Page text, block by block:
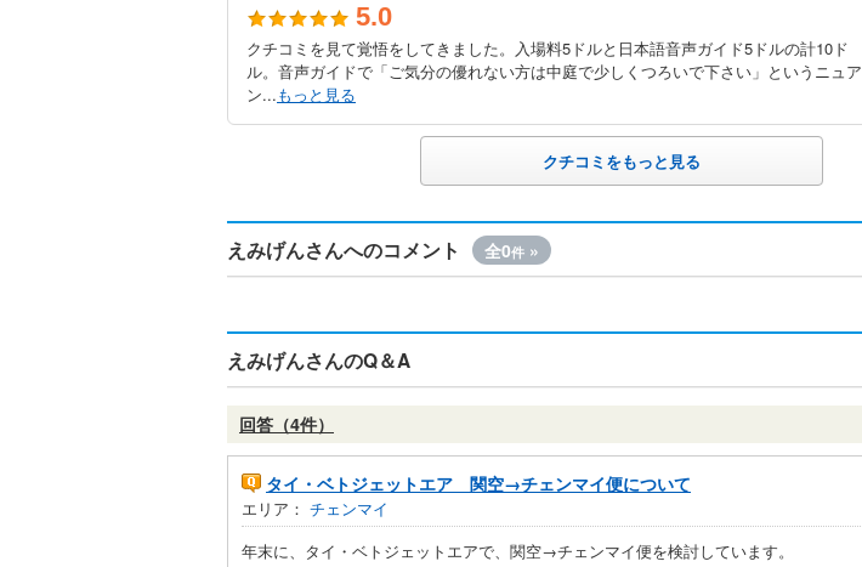
5.0
クチコミを見て覚悟をしてきました。入場料5ドルと日本語音声ガイド5ドルの計10ド
ル。音声ガイドで「ご気分の優れない方は中庭で少しくつろいで下さい」というニュア
ン...もっと見る
クチコミをもっと見る
えみげんさんへのコメント 全0件 »
えみげんさんのQ＆A
回答（4件）
タイ・ベトジェットエア 関空→チェンマイ便について
エリア： チェンマイ
年末に、タイ・ベトジェットエアで、関空→チェンマイ便を検討しています。